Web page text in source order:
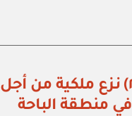
وزارة الطاقة: قرار رقم (٢٦٢٣/٤٥٠٢٠١) نزع ملكية من أجل
في منطقة الباحة